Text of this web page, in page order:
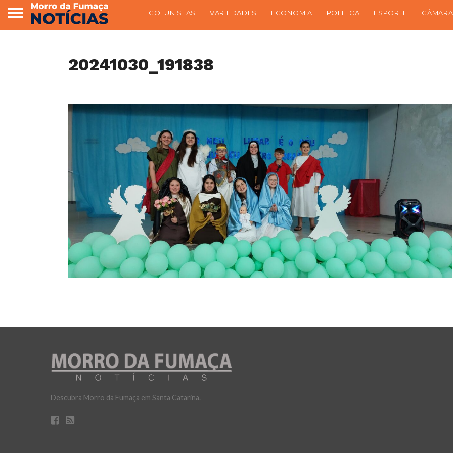
COLUNISTAS VARIEDADES ECONOMIA POLITICA ESPORTE
20241030_191838
Descubra Morro da Fumaça em Santa Catarina.